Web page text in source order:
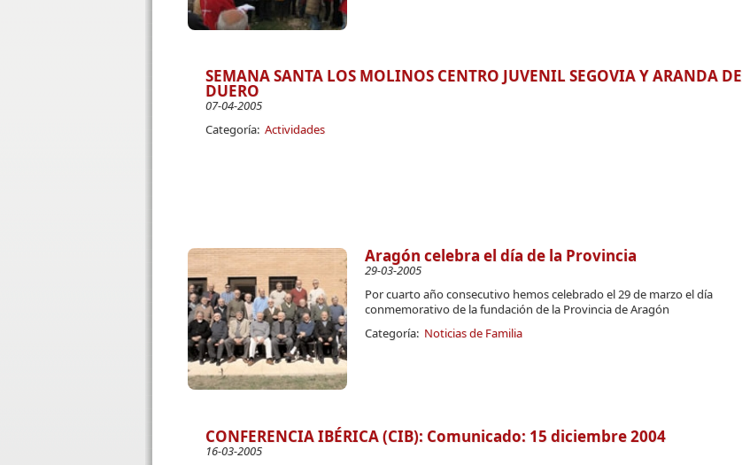
SEMANA SANTA LOS MOLINOS CENTRO JUVENIL SEGOVIA Y ARANDA DE
DUERO
07-04-2005
Categoría: Actividades
Aragón celebra el día de la Provincia
29-03-2005
Por cuarto año consecutivo hemos celebrado el 29 de marzo el día
conmemorativo de la fundación de la Provincia de Aragón
Categoría: Noticias de Familia
CONFERENCIA IBÉRICA (CIB): Comunicado: 15 diciembre 2004
16-03-2005